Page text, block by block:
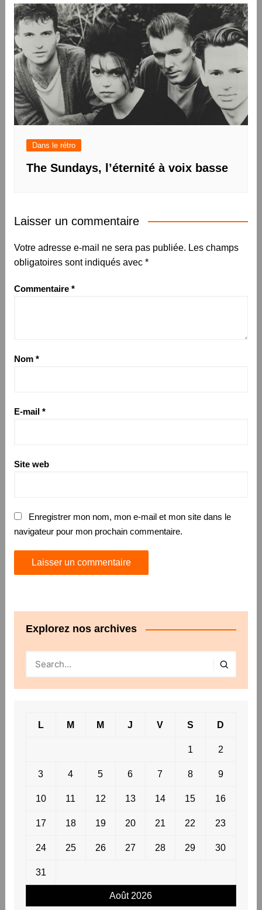
Dans le rétro
The Sundays, l’éternité à voix basse
Laisser un commentaire
Votre adresse e-mail ne sera pas publiée. Les champs
obligatoires sont indiqués avec *
Commentaire *
Nom *
E-mail *
Site web
Enregistrer mon nom, mon e-mail et mon site dans le
navigateur pour mon prochain commentaire.
Explorez nos archives
Août 2026
L M M J V S D
1 2
3 4 5 6 7 8 9
10 11 12 13 14 15 16
17 18 19 20 21 22 23
24 25 26 27 28 29 30
31